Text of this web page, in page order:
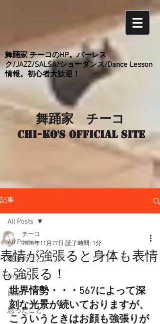
舞踊家 チーコのHP。バーレス
ク/JAZZ/SALSA/ショーダンス/Dance Lesson
情報。初心者大歓迎！
舞踊家 チーコ
Chi-ko's Official site
記事
All Posts
表現のこと
fitness
日常
思ったこと
All Posts
表情が強張ると身体も表情
も強張る！
チーコ
2020年11月27日 読了時間: 1分
世界情勢・・・567によって深
刻な光景が続いておりますが、
こういうときはお顔も強張りが